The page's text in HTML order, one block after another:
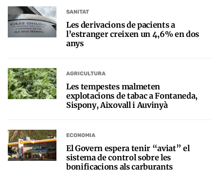
SANITAT
Les derivacions de pacients a
l’estranger creixen un 4,6% en dos
anys
AGRICULTURA
Les tempestes malmeten
explotacions de tabac a Fontaneda,
Sispony, Aixovall i Auvinyà
ECONOMIA
El Govern espera tenir “aviat” el
sistema de control sobre les
bonificacions als carburants